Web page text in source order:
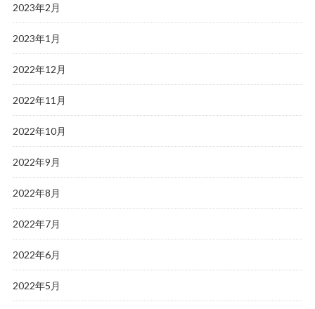
2023年2月
2023年1月
2022年12月
2022年11月
2022年10月
2022年9月
2022年8月
2022年7月
2022年6月
2022年5月